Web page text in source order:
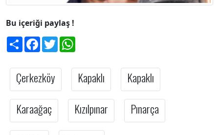
Bu içeriği paylaş !
ShareFacebook
Twitter
Çerkezköy Kapaklı
Kapaklı
Karaağaç
Kızılpınar
Pınarça